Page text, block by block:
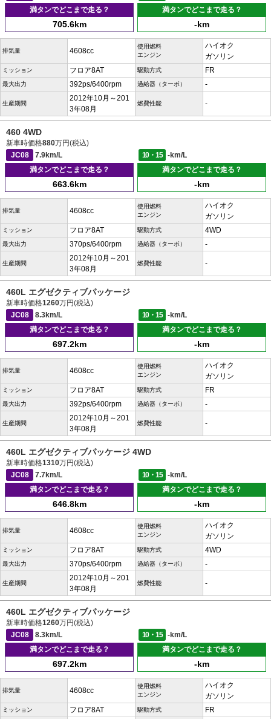
満タンでどこまで走る？
705.6km
満タンでどこまで走る？
-km
排気量 4608cc
使用燃料
エンジン
ハイオク
ガソリン
ミッション フロア8AT 駆動方式 FR
最大出力 392ps/6400rpm 過給器（ターボ） -
生産期間
2012年10月～201
3年08月
燃費性能 -
460 4WD
新車時価格880万円(税込)
JC08
7.9km/L 10・15
-km/L
満タンでどこまで走る？
663.6km
満タンでどこまで走る？
-km
排気量 4608cc
使用燃料
エンジン
ハイオク
ガソリン
ミッション フロア8AT 駆動方式 4WD
最大出力 370ps/6400rpm 過給器（ターボ） -
生産期間
2012年10月～201
3年08月
燃費性能 -
460L エグゼクティブパッケージ
新車時価格1260万円(税込)
JC08
8.3km/L 10・15
-km/L
満タンでどこまで走る？
697.2km
満タンでどこまで走る？
-km
排気量 4608cc
使用燃料
エンジン
ハイオク
ガソリン
ミッション フロア8AT 駆動方式 FR
最大出力 392ps/6400rpm 過給器（ターボ） -
生産期間
2012年10月～201
3年08月
燃費性能 -
460L エグゼクティブパッケージ 4WD
新車時価格1310万円(税込)
JC08
7.7km/L 10・15
-km/L
満タンでどこまで走る？
646.8km
満タンでどこまで走る？
-km
排気量 4608cc
使用燃料
エンジン
ハイオク
ガソリン
ミッション フロア8AT 駆動方式 4WD
最大出力 370ps/6400rpm 過給器（ターボ） -
生産期間
2012年10月～201
3年08月
燃費性能 -
460L エグゼクティブパッケージ
新車時価格1260万円(税込)
JC08
8.3km/L 10・15
-km/L
満タンでどこまで走る？
697.2km
満タンでどこまで走る？
-km
排気量 4608cc
使用燃料
エンジン
ハイオク
ガソリン
ミッション フロア8AT 駆動方式 FR